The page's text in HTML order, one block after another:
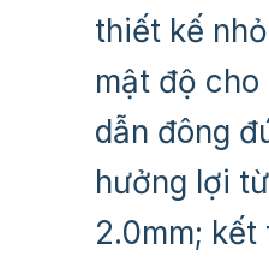
thiết kế
mật độ cho
dẫn đông
hưởng lợi
2.0mm; kết